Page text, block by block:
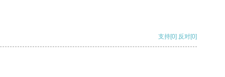
支持[0] 反对[0]